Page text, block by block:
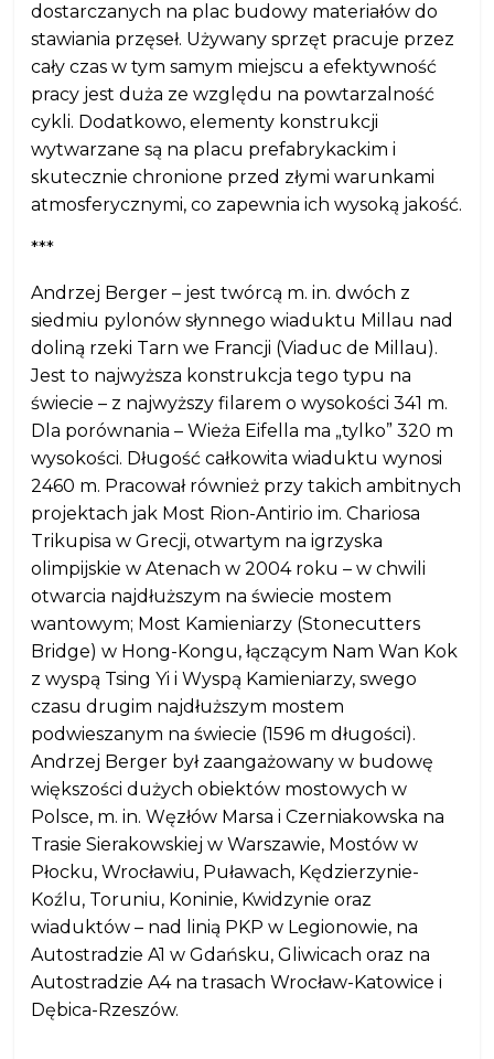
dostarczanych na plac budowy materiałów do
stawiania przęseł. Używany sprzęt pracuje przez
cały czas w tym samym miejscu a efektywność
pracy jest duża ze względu na powtarzalność
cykli. Dodatkowo, elementy konstrukcji
wytwarzane są na placu prefabrykackim i
skutecznie chronione przed złymi warunkami
atmosferycznymi, co zapewnia ich wysoką jakość.
***
Andrzej Berger – jest twórcą m. in. dwóch z
siedmiu pylonów słynnego wiaduktu Millau nad
doliną rzeki Tarn we Francji (Viaduc de Millau).
Jest to najwyższa konstrukcja tego typu na
świecie – z najwyższy filarem o wysokości 341 m.
Dla porównania – Wieża Eifella ma „tylko” 320 m
wysokości. Długość całkowita wiaduktu wynosi
2460 m. Pracował również przy takich ambitnych
projektach jak Most Rion-Antirio im. Chariosa
Trikupisa w Grecji, otwartym na igrzyska
olimpijskie w Atenach w 2004 roku – w chwili
otwarcia najdłuższym na świecie mostem
wantowym; Most Kamieniarzy (Stonecutters
Bridge) w Hong-Kongu, łączącym Nam Wan Kok
z wyspą Tsing Yi i Wyspą Kamieniarzy, swego
czasu drugim najdłuższym mostem
podwieszanym na świecie (1596 m długości).
Andrzej Berger był zaangażowany w budowę
większości dużych obiektów mostowych w
Polsce, m. in. Węzłów Marsa i Czerniakowska na
Trasie Sierakowskiej w Warszawie, Mostów w
Płocku, Wrocławiu, Puławach, Kędzierzynie-
Koźlu, Toruniu, Koninie, Kwidzynie oraz
wiaduktów – nad linią PKP w Legionowie, na
Autostradzie A1 w Gdańsku, Gliwicach oraz na
Autostradzie A4 na trasach Wrocław-Katowice i
Dębica-Rzeszów.